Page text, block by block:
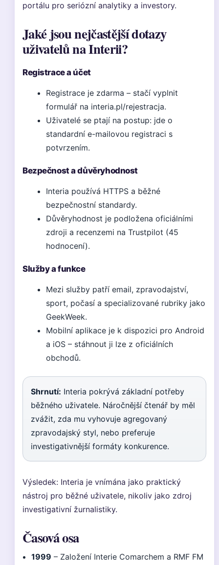
portálu pro seriózní analytiky a investory.
Jaké jsou nejčastější dotazy
uživatelů na Interii?
Registrace a účet
Registrace je zdarma – stačí vyplnit
formulář na interia.pl/rejestracja.
Uživatelé se ptají na postup: jde o
standardní e-mailovou registraci s
potvrzením.
Bezpečnost a důvěryhodnost
Interia používá HTTPS a běžné
bezpečnostní standardy.
Důvěryhodnost je podložena oficiálními
zdroji a recenzemi na Trustpilot (45
hodnocení).
Služby a funkce
Mezi služby patří email, zpravodajství,
sport, počasí a specializované rubriky jako
GeekWeek.
Mobilní aplikace je k dispozici pro Android
a iOS – stáhnout ji lze z oficiálních
obchodů.
Shrnutí: Interia pokrývá základní potřeby
běžného uživatele. Náročnější čtenář by měl
zvážit, zda mu vyhovuje agregovaný
zpravodajský styl, nebo preferuje
investigativnější formáty konkurence.
Výsledek: Interia je vnímána jako praktický
nástroj pro běžné uživatele, nikoliv jako zdroj
investigativní žurnalistiky.
Časová osa
1999 – Založení Interie Comarchem a RMF FM